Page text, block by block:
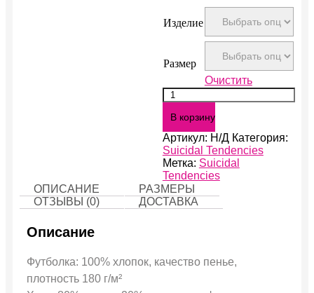
Изделие
Размер
Очистить
Количество
Suicidal
Tendencies
В корзину
Артикул: Н/Д Категория:
Suicidal Tendencies
Метка: Suicidal
Tendencies
ОПИСАНИЕ
РАЗМЕРЫ
ОТЗЫВЫ (0)
ДОСТАВКА
Описание
Футболка: 100% хлопок, качество пенье,
плотность 180 г/м²